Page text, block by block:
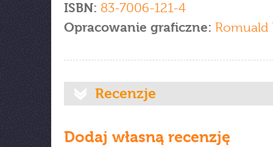
ISBN: 83-7006-121-4
Opracowanie graficzne: Romuald
Recenzje
Dodaj własną recenzję